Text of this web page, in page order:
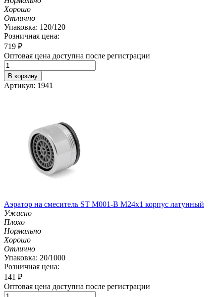
Хорошо
Отлично
Упаковка: 120/120
Розничная цена:
719 ₽
Оптовая цена доступна после регистрации
В корзину
Артикул: 1941
Аэратор на смеситель ST М001-B М24х1 корпус латунный
Ужасно
Плохо
Нормально
Хорошо
Отлично
Упаковка: 20/1000
Розничная цена:
141 ₽
Оптовая цена доступна после регистрации